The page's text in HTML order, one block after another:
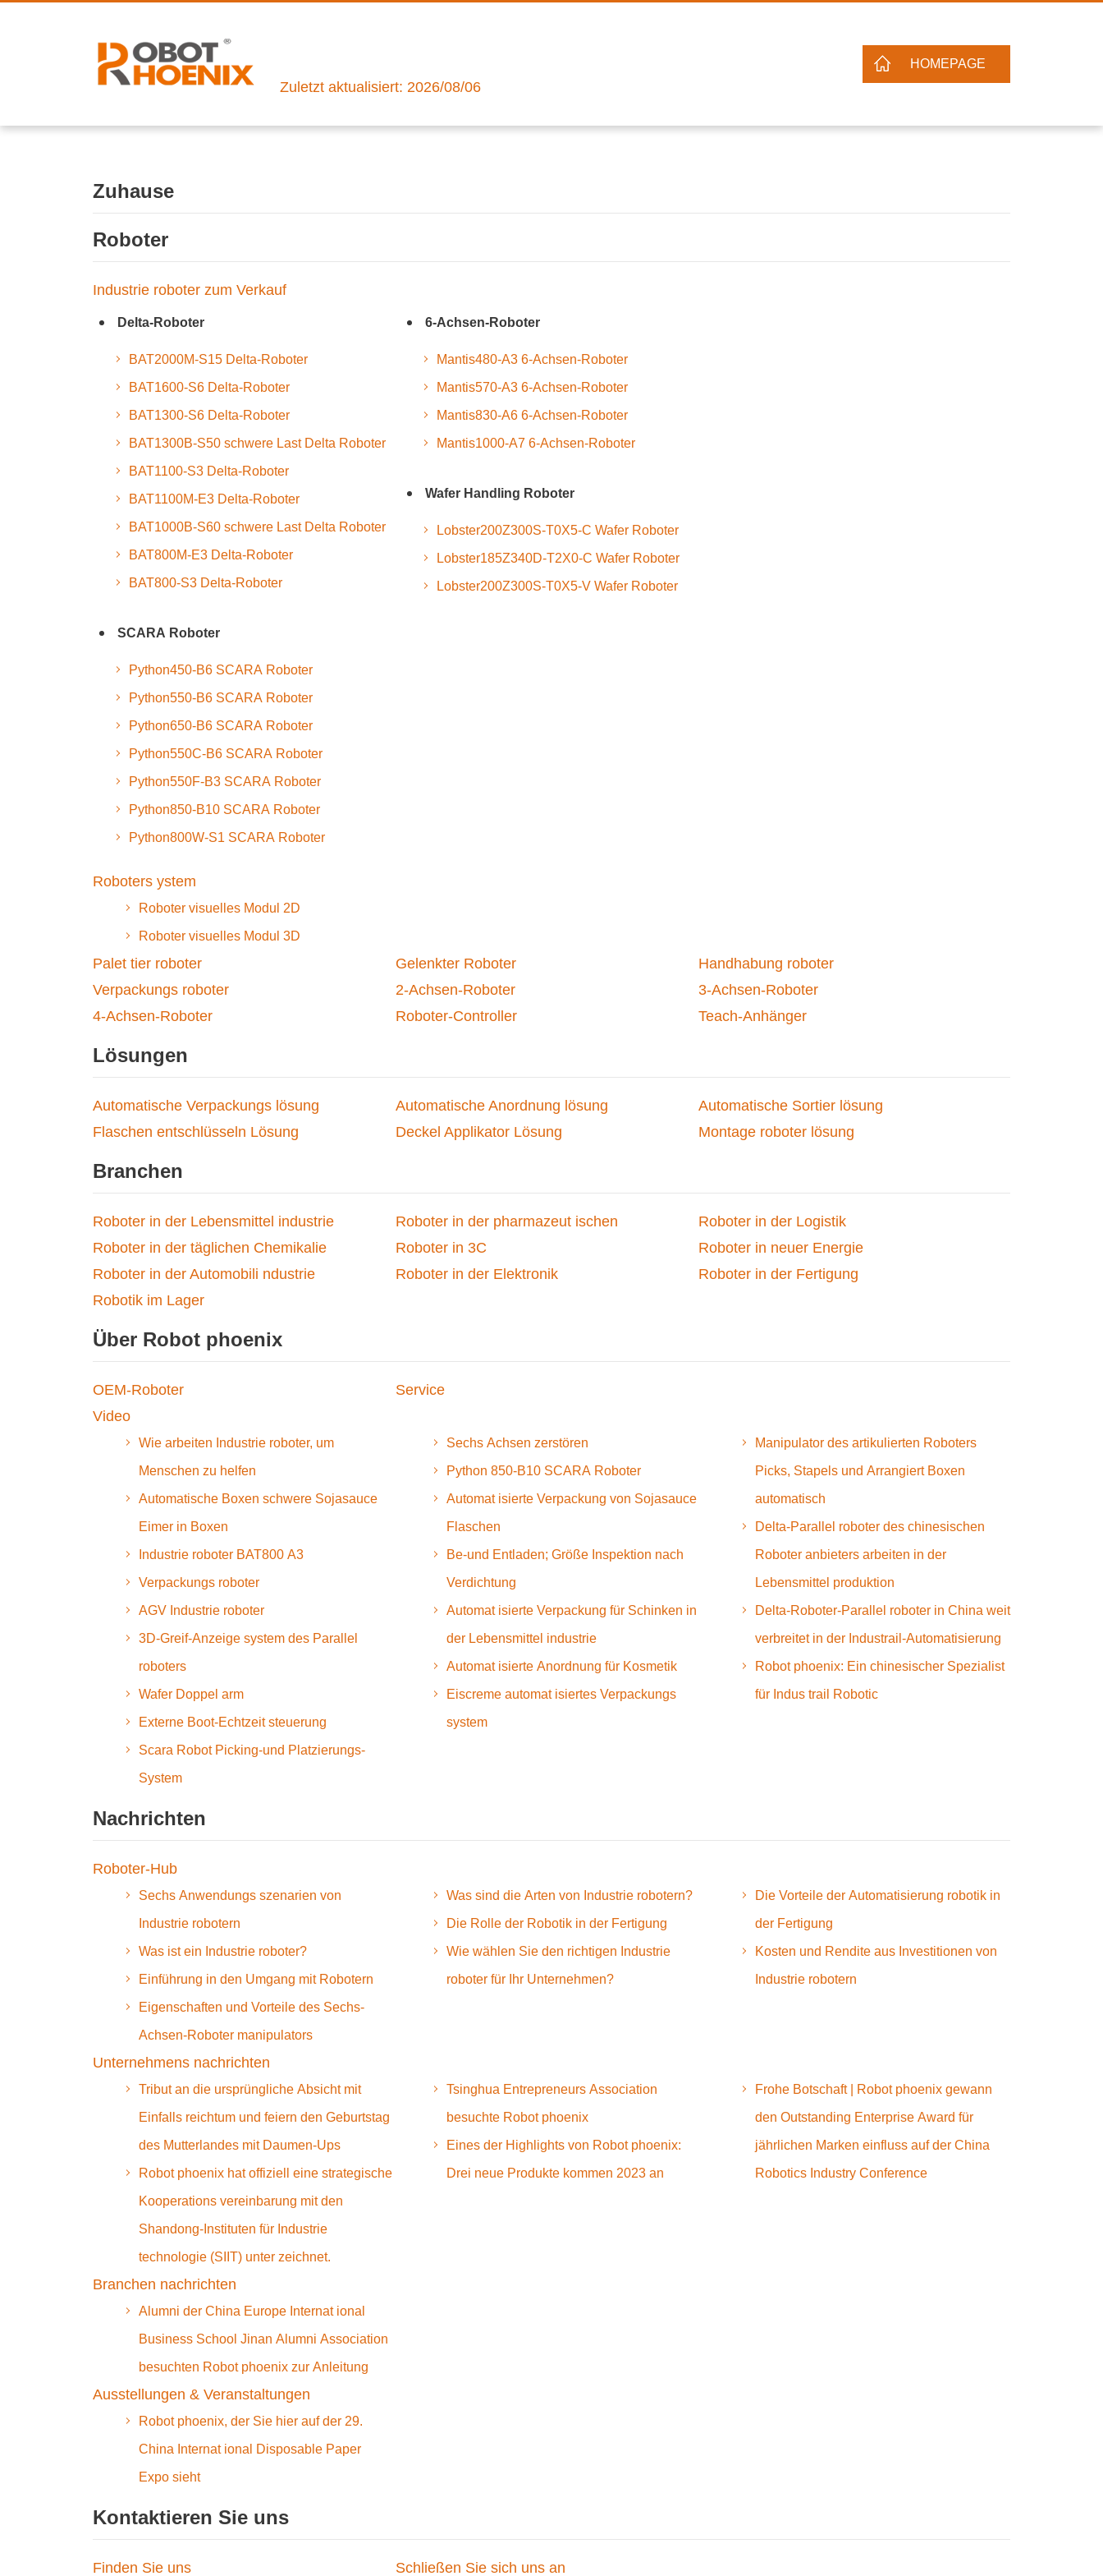
Zuletzt aktualisiert: 2026/08/06
HOMEPAGE
Zuhause
Roboter
Industrie roboter zum Verkauf
Delta-Roboter
BAT2000M-S15 Delta-Roboter
BAT1600-S6 Delta-Roboter
BAT1300-S6 Delta-Roboter
BAT1300B-S50 schwere Last Delta Roboter
BAT1100-S3 Delta-Roboter
BAT1100M-E3 Delta-Roboter
BAT1000B-S60 schwere Last Delta Roboter
BAT800M-E3 Delta-Roboter
BAT800-S3 Delta-Roboter
SCARA Roboter
Python450-B6 SCARA Roboter
Python550-B6 SCARA Roboter
Python650-B6 SCARA Roboter
Python550C-B6 SCARA Roboter
Python550F-B3 SCARA Roboter
Python850-B10 SCARA Roboter
Python800W-S1 SCARA Roboter
6-Achsen-Roboter
Mantis480-A3 6-Achsen-Roboter
Mantis570-A3 6-Achsen-Roboter
Mantis830-A6 6-Achsen-Roboter
Mantis1000-A7 6-Achsen-Roboter
Wafer Handling Roboter
Lobster200Z300S-T0X5-C Wafer Roboter
Lobster185Z340D-T2X0-C Wafer Roboter
Lobster200Z300S-T0X5-V Wafer Roboter
Roboters ystem
Roboter visuelles Modul 2D
Roboter visuelles Modul 3D
Palet tier roboter Gelenkter Roboter
Handhabung roboter
Verpackungs roboter
2-Achsen-Roboter
3-Achsen-Roboter
4-Achsen-Roboter
Roboter-Controller Teach-Anhänger
Lösungen
Automatische Verpackungs lösung Automatische Anordnung lösung
Automatische Sortier lösung
Flaschen entschlüsseln Lösung
Deckel Applikator Lösung Montage roboter lösung
Branchen
Roboter in der Lebensmittel industrie Roboter in der pharmazeut ischen
Roboter in der Logistik
Roboter in der täglichen Chemikalie
Roboter in 3C
Roboter in neuer Energie
Roboter in der Automobili ndustrie
Roboter in der Elektronik
Roboter in der Fertigung
Robotik im Lager
Über Robot phoenix
OEM-Roboter
Service
Video
Wie arbeiten Industrie roboter, um
Menschen zu helfen
Automatische Boxen schwere Sojasauce
Eimer in Boxen
Industrie roboter BAT800 A3
Verpackungs roboter
AGV Industrie roboter
3D-Greif-Anzeige system des Parallel
roboters
Wafer Doppel arm
Externe Boot-Echtzeit steuerung
Scara Robot Picking-und Platzierungs-
System
Sechs Achsen zerstören
Python 850-B10 SCARA Roboter
Automat isierte Verpackung von Sojasauce
Flaschen
Be-und Entladen; Größe Inspektion nach
Verdichtung
Automat isierte Verpackung für Schinken in
der Lebensmittel industrie
Automat isierte Anordnung für Kosmetik
Eiscreme automat isiertes Verpackungs
system
Manipulator des artikulierten Roboters
Picks, Stapels und Arrangiert Boxen
automatisch
Delta-Parallel roboter des chinesischen
Roboter anbieters arbeiten in der
Lebensmittel produktion
Delta-Roboter-Parallel roboter in China weit
verbreitet in der Industrail-Automatisierung
Robot phoenix: Ein chinesischer Spezialist
für Indus trail Robotic
Nachrichten
Roboter-Hub
Sechs Anwendungs szenarien von
Industrie robotern
Was ist ein Industrie roboter?
Einführung in den Umgang mit Robotern
Eigenschaften und Vorteile des Sechs-
Achsen-Roboter manipulators
Was sind die Arten von Industrie robotern?
Die Rolle der Robotik in der Fertigung
Wie wählen Sie den richtigen Industrie
roboter für Ihr Unternehmen?
Die Vorteile der Automatisierung robotik in
der Fertigung
Kosten und Rendite aus Investitionen von
Industrie robotern
Unternehmens nachrichten
Tribut an die ursprüngliche Absicht mit
Einfalls reichtum und feiern den Geburtstag
des Mutterlandes mit Daumen-Ups
Robot phoenix hat offiziell eine strategische
Kooperations vereinbarung mit den
Shandong-Instituten für Industrie
technologie (SIIT) unter zeichnet.
Tsinghua Entrepreneurs Association
besuchte Robot phoenix
Eines der Highlights von Robot phoenix:
Drei neue Produkte kommen 2023 an
Frohe Botschaft | Robot phoenix gewann
den Outstanding Enterprise Award für
jährlichen Marken einfluss auf der China
Robotics Industry Conference
Branchen nachrichten
Alumni der China Europe Internat ional
Business School Jinan Alumni Association
besuchten Robot phoenix zur Anleitung
Ausstellungen & Veranstaltungen
Robot phoenix, der Sie hier auf der 29.
China Internat ional Disposable Paper
Expo sieht
Kontaktieren Sie uns
Finden Sie uns Schließen Sie sich uns an